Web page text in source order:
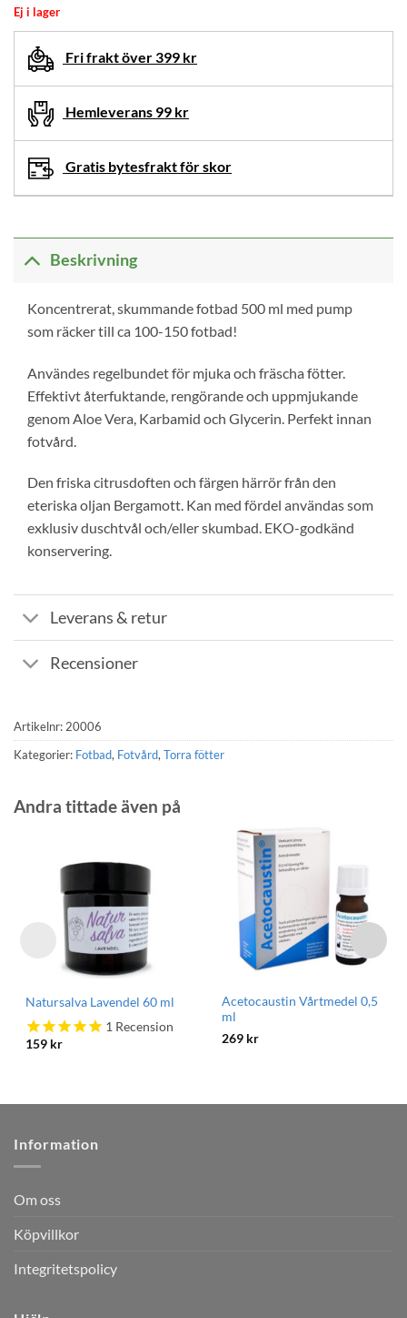
Ej i lager
Fri frakt över 399 kr
Hemleverans 99 kr
Gratis bytesfrakt för skor
Beskrivning
Koncentrerat, skummande fotbad 500 ml med pump
som räcker till ca 100-150 fotbad!
Användes regelbundet för mjuka och fräscha fötter.
Effektivt återfuktande, rengörande och uppmjukande
genom Aloe Vera, Karbamid och Glycerin. Perfekt innan
fotvård.
Den friska citrusdoften och färgen härrör från den
eteriska oljan Bergamott. Kan med fördel användas som
exklusiv duschtvål och/eller skumbad. EKO-godkänd
konservering.
Leverans & retur
Recensioner
Artikelnr:20006
Kategorier: Fotbad, Fotvård,Torra fötter
Andra tittade även på
Natursalva Lavendel 60 ml
1Recension
159 kr
Acetocaustin Vårtmedel 0,5
ml
269 kr
Information
Om oss
Köpvillkor
Integritetspolicy